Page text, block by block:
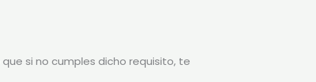
que si no cumples dicho requisito, te